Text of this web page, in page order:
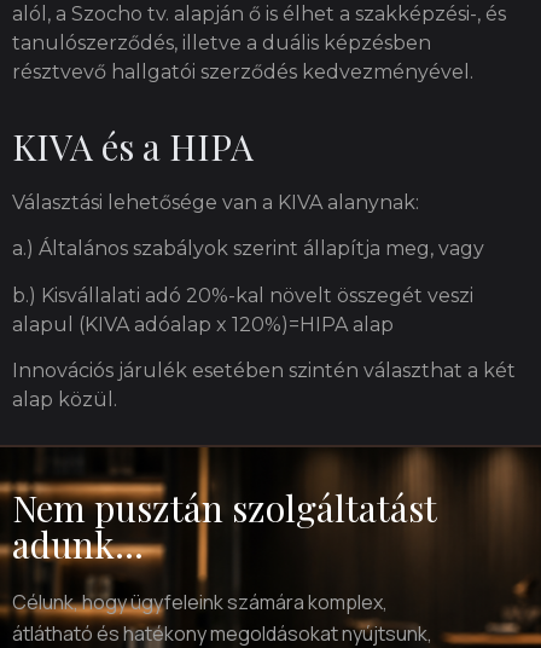
alól, a Szocho tv. alapján ő is élhet a szakképzési-, és
tanulószerződés, illetve a duális képzésben
résztvevő hallgatói szerződés kedvezményével.
KIVA és a HIPA
Választási lehetősége van a KIVA alanynak:
a.) Általános szabályok szerint állapítja meg, vagy
b.) Kisvállalati adó 20%-kal növelt összegét veszi
alapul (KIVA adóalap x 120%)=HIPA alap
Innovációs járulék esetében szintén választhat a két
alap közül.
Nem pusztán szolgáltatást
adunk...
Célunk, hogy ügyfeleink számára komplex,
átlátható és hatékony megoldásokat nyújtsunk,